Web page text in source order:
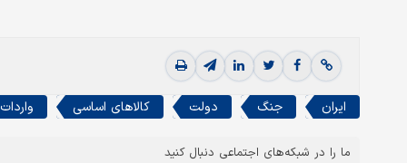
ایران جنگ دولت کالاهای اساسی واردات
ما را در شبکه‌های اجتماعی دنبال کنید